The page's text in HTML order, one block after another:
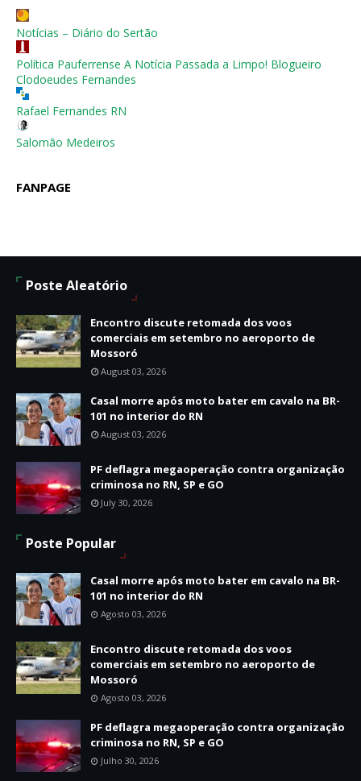
Notícias – Diário do Sertão
Política Pauferrense A Notícia Passada a Limpo! Blogueiro
Clodoeudes Fernandes
Rafael Fernandes RN
Salomão Medeiros
FANPAGE
Poste Aleatório
Encontro discute retomada dos voos
comerciais em setembro no aeroporto de
Mossoró
August 03, 2026
Casal morre após moto bater em cavalo na BR-
101 no interior do RN
August 03, 2026
PF deflagra megaoperação contra organização
criminosa no RN, SP e GO
July 30, 2026
Poste Popular
Casal morre após moto bater em cavalo na BR-
101 no interior do RN
Agosto 03, 2026
Encontro discute retomada dos voos
comerciais em setembro no aeroporto de
Mossoró
Agosto 03, 2026
PF deflagra megaoperação contra organização
criminosa no RN, SP e GO
Julho 30, 2026